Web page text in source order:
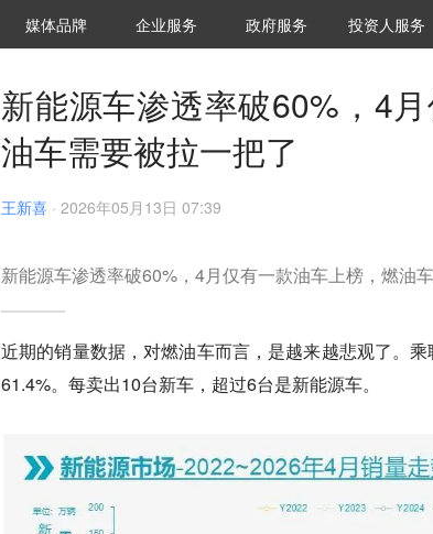
媒体品牌 36Kr研究院
企业服务 城市之窗
政府服务 VClub投资机构
投资机构职位推
投资人服务
新能源车渗透率破60%，4
油车需要被拉一把了
王新喜 · 2026年05月13日 07:39
新能源车渗透率破60%，4月仅有一款油车上榜，燃油
近期的销量数据，对燃油车而言，是越来越悲观了。
61.4%。每卖出10台新车，超过6台是新能源车。